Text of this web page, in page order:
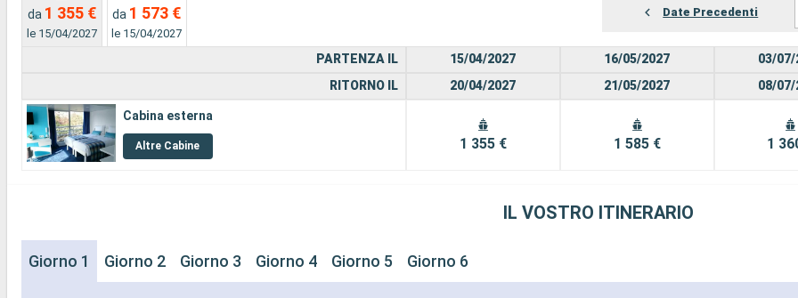
da 1 355 €
le 15/04/2027
da 1 573 €
le 15/04/2027
Date Precedenti
PARTENZA IL
RITORNO IL
Cabina esterna
Altre Cabine
15/04/2027
20/04/2027
1 355 €
16/05/2027
21/05/2027
1 585 €
03/07/
08/07/
1
IL VOSTRO ITINERARIO
Giorno 1 Giorno 2 Giorno 3 Giorno 4 Giorno 5 Giorno 6